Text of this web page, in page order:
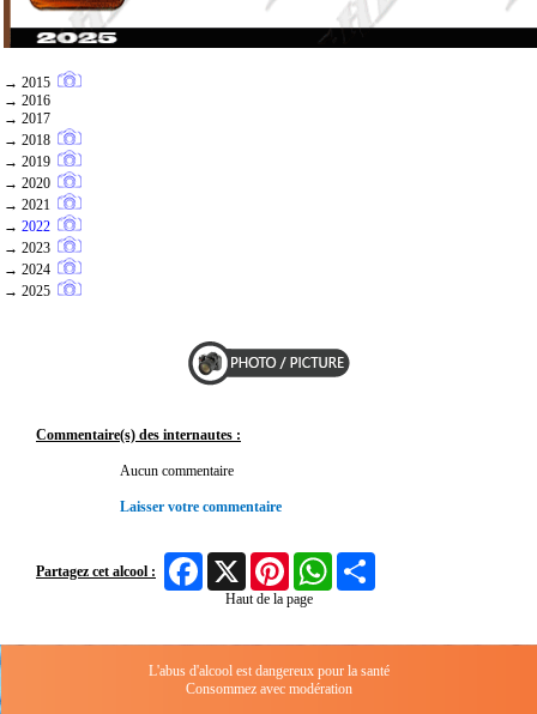
→ 2015
→ 2016
→ 2017
→ 2018
→ 2019
→ 2020
→ 2021
→ 2022
→ 2023
→ 2024
→ 2025
Commentaire(s) des internautes :
Aucun commentaire
Laisser votre commentaire
Partagez cet alcool :
FacebookX Pinterest WhatsApp
Haut de la page
L'abus d'alcool est dangereux pour la santé
Consommez avec modération